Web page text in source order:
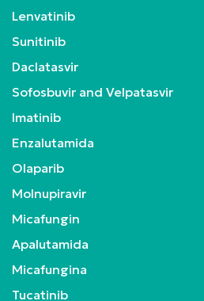
Lenvatinib
Sunitinib
Daclatasvir
Sofosbuvir and Velpatasvir
Imatinib
Enzalutamida
Olaparib
Molnupiravir
Micafungin
Apalutamida
Micafungina
Tucatinib